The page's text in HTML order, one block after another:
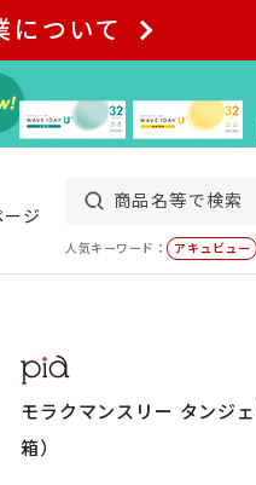
について
ージ
人気キーワード： アキュビュー
モラクマンスリー タンジ
箱）